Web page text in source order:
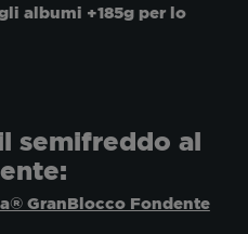
albumi +185g per lo
semifreddo al
GranBlocco Fondente